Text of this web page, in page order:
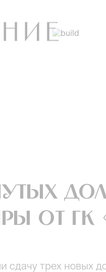
от ГК
сдачу трех новых